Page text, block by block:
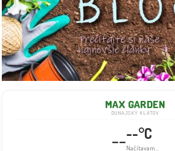
MAX GARDEN
DUNAJSKÝ KLÁTOV
--°C
Info dočasne nedostupné